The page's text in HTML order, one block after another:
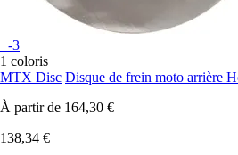
+-3
1 coloris
MTX Disc Disque de frein moto arrière
À partir de 164,30 €
138,34 €